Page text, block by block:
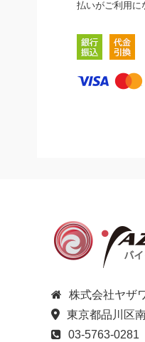
払いがご利用に
株式会社ヤザ
東京都品川区
03-5763-0281